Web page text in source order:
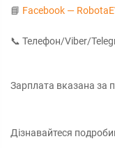
📘 Facebook —
📞 Телефон/Viber/
Зарплата вказана за
Дізнавайтеся